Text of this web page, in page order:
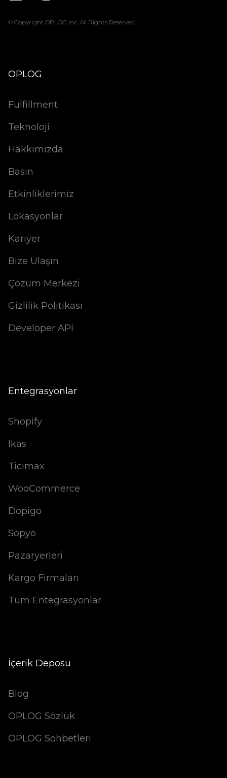
© Copyright OPLOG Inc. All Rights Reserved.
OPLOG
Fulfillment
Teknoloji
Hakkımızda
Basın
Etkinliklerimiz
Lokasyonlar
Kariyer
Bize Ulaşın
Çözüm Merkezi
Gizlilik Politikası
Developer API
Entegrasyonlar
Shopify
Ikas
Ticimax
WooCommerce
Dopigo
Sopyo
Pazaryerleri
Kargo Firmaları
Tüm Entegrasyonlar
İçerik Deposu
Blog
OPLOG Sözlük
OPLOG Sohbetleri